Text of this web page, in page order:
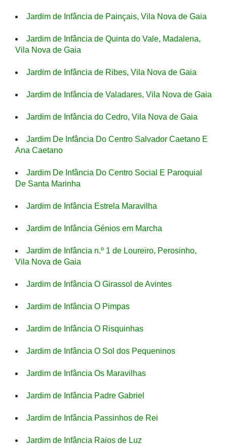
Jardim de Infância de Painçais, Vila Nova de Gaia
Jardim de Infância de Quinta do Vale, Madalena,
Vila Nova de Gaia
Jardim de Infância de Ribes, Vila Nova de Gaia
Jardim de Infância de Valadares, Vila Nova de Gaia
Jardim de Infância do Cedro, Vila Nova de Gaia
Jardim De Infância Do Centro Salvador Caetano E
Ana Caetano
Jardim De Infância Do Centro Social E Paroquial
De Santa Marinha
Jardim de Infância Estrela Maravilha
Jardim de Infância Génios em Marcha
Jardim de Infância n.º 1 de Loureiro, Perosinho,
Vila Nova de Gaia
Jardim de Infância O Girassol de Avintes
Jardim de Infância O Pimpas
Jardim de Infância O Risquinhas
Jardim de Infância O Sol dos Pequeninos
Jardim de Infância Os Maravilhas
Jardim de Infância Padre Gabriel
Jardim de Infância Passinhos de Rei
Jardim de Infância Raios de Luz